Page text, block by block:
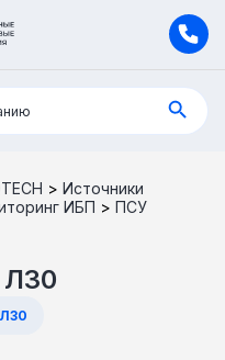
> Источники
ИБП > ПСУ
Л30